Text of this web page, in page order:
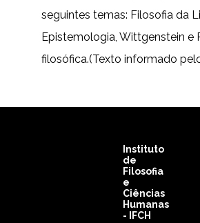
seguintes temas: Filosofia da
Epistemologia, Wittgenstein e
filosófica.(Texto informado
Instituto
de
Filosofia
e
Ciências
Humanas
- IFCH